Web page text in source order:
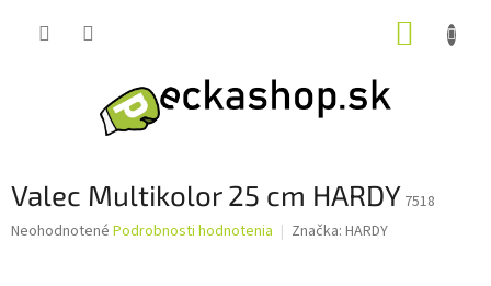
Valec Multikolor 25 cm HARDY 7518
Priemerné
Neohodnotené Podrobnosti hodnotenia Značka: HARDY